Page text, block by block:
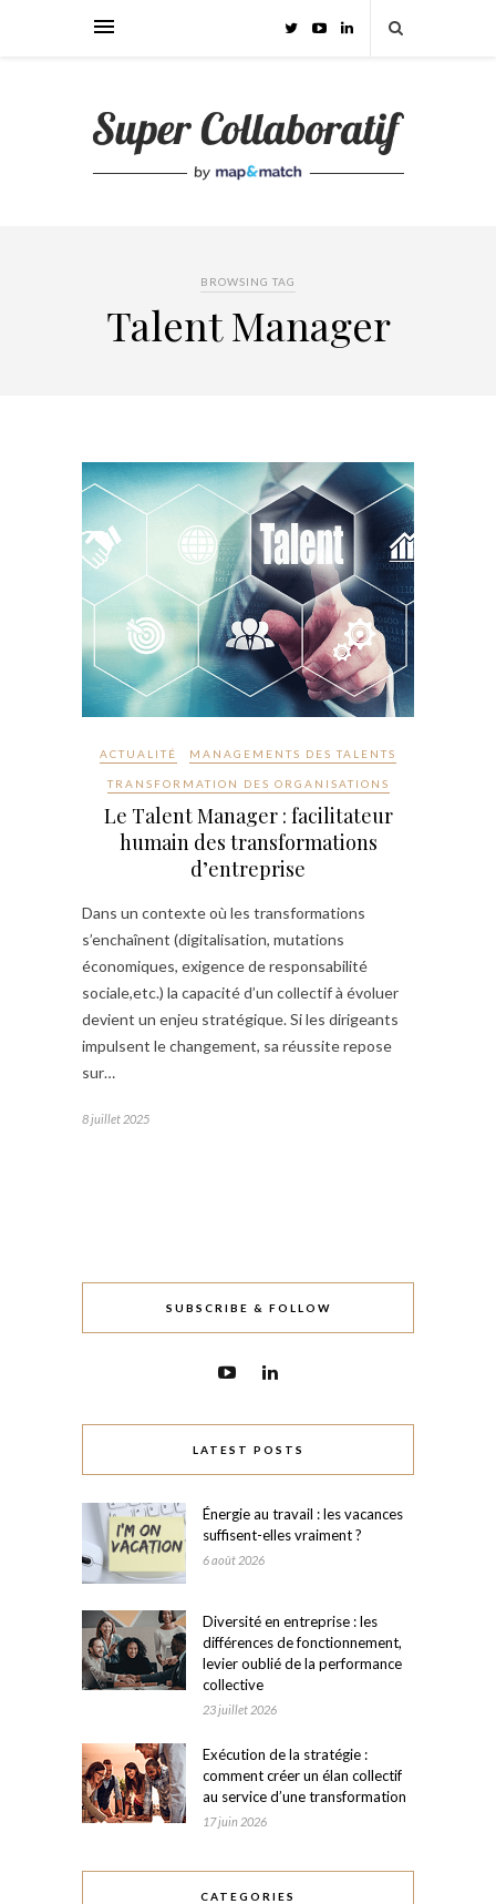
BROWSING TAG
Talent Manager
ACTUALITÉ MANAGEMENTS DES TALENTS
TRANSFORMATION DES ORGANISATIONS
Le Talent Manager : facilitateur
humain des transformations
d’entreprise
Dans un contexte où les transformations
s’enchaînent (digitalisation, mutations
économiques, exigence de responsabilité
sociale,etc.) la capacité d’un collectif à évoluer
devient un enjeu stratégique. Si les dirigeants
impulsent le changement, sa réussite repose
sur…
8 juillet 2025
SUBSCRIBE & FOLLOW
LATEST POSTS
Énergie au travail : les vacances
suffisent-elles vraiment ?
6 août 2026
Diversité en entreprise : les
différences de fonctionnement,
levier oublié de la performance
collective
23 juillet 2026
Exécution de la stratégie :
comment créer un élan collectif
au service d’une transformation
17 juin 2026
CATEGORIES